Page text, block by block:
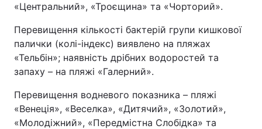
«Центральний», «Троєщина» та «Чорторий».
Перевищення кількості бактерій групи кишкової
палички (колі-індекс) виявлено на пляжах
«Тельбін»; наявність дрібних водоростей та
запаху – на пляжі «Галерний».
Перевищення водневого показника – пляжі
«Венеція», «Веселка», «Дитячий», «Золотий»,
«Молодіжний», «Передмістна Слобідка» та